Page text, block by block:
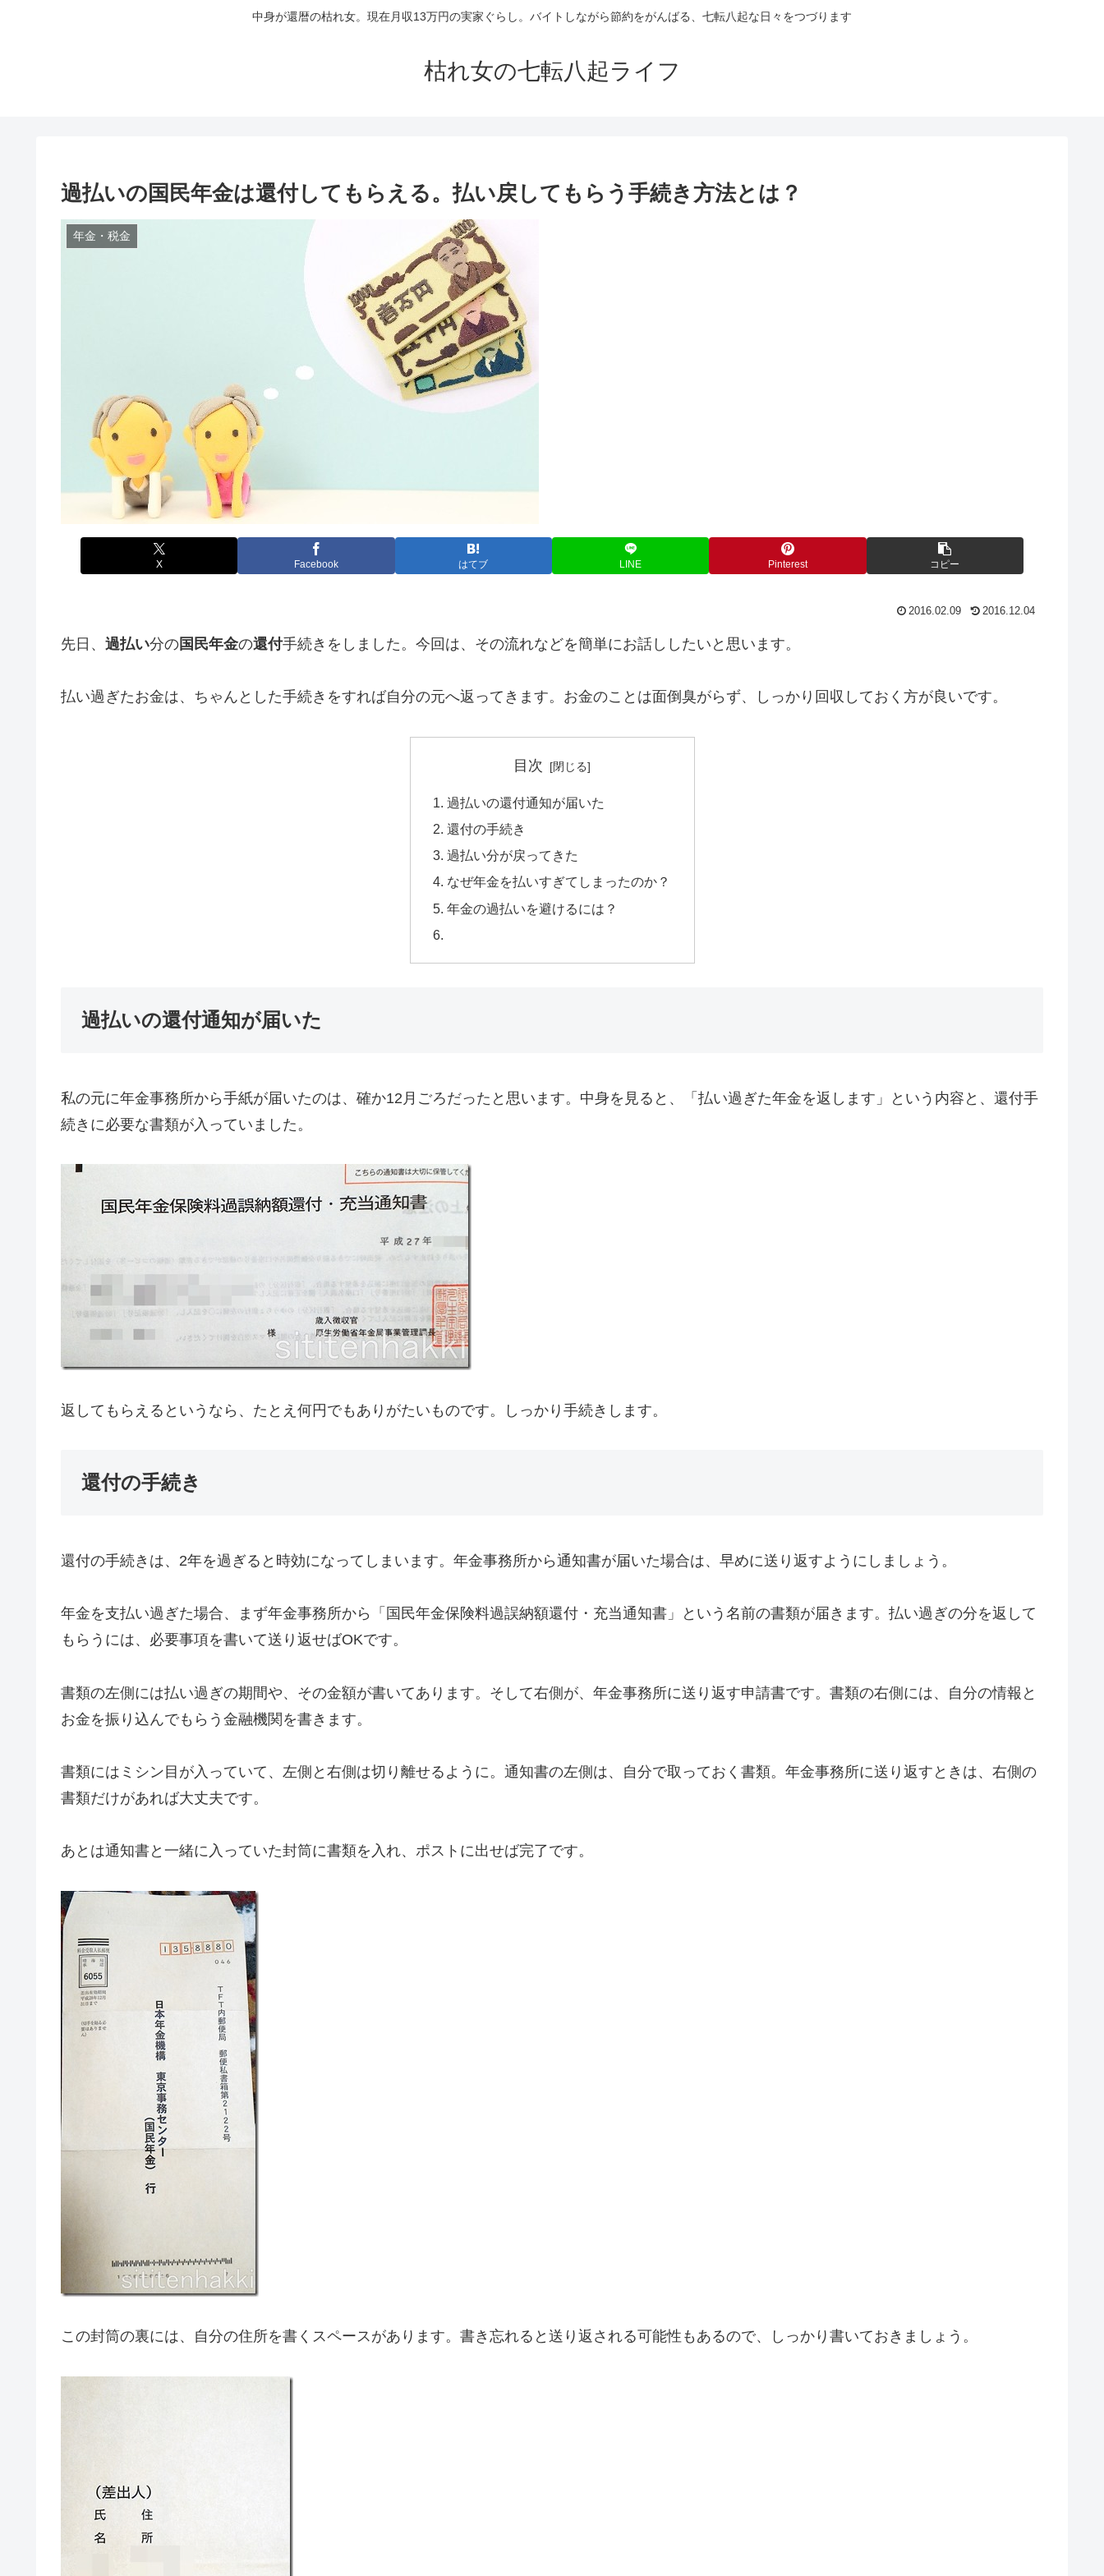
中身が還暦の枯れ女。現在月収13万円の実家ぐらし。バイトしながら節約をがんばる、七転八起な日々をつづります
枯れ女の七転八起ライフ
過払いの国民年金は還付してもらえる。払い戻してもらう手続き方法とは？
年金・税金
X Facebook はてブ LINE Pinterest コピー
2016.02.09 2016.12.04
先日、 過払い分の国民年金の還付手続きをしました。今回は、その流れなどを簡単にお話ししたいと思います。
払い過ぎたお金は、ちゃんとした手続きをすれば自分の元へ返ってきます。お金のことは面倒臭がらず、しっかり回収しておく方が良いです。
目次
過払いの還付通知が届いた
還付の手続き
過払い分が戻ってきた
なぜ年金を払いすぎてしまったのか？
年金の過払いを避けるには？
過払いの還付通知が届いた
私の元に年金事務所から手紙が届いたのは、確か12月ごろだったと思います。中身を見ると、「払い過ぎた年金を返します」という内容と、還付手
続きに必要な書類が入っていました。
返してもらえるというなら、たとえ何円でもありがたいものです。しっかり手続きします。
還付の手続き
還付の手続きは、2年を過ぎると時効になってしまいます。年金事務所から通知書が届いた場合は、早めに送り返すようにしましょう。
年金を支払い過ぎた場合、まず年金事務所から「国民年金保険料過誤納額還付・充当通知書」という名前の書類が届きます。払い過ぎの分を返して
もらうには、必要事項を書いて送り返せばOKです。
書類の左側には払い過ぎの期間や、その金額が書いてあります。そして右側が、年金事務所に送り返す申請書です。書類の右側には、自分の情報と
お金を振り込んでもらう金融機関を書きます。
書類にはミシン目が入っていて、左側と右側は切り離せるように。通知書の左側は、自分で取っておく書類。年金事務所に送り返すときは、右側の
書類だけがあれば大丈夫です。
あとは通知書と一緒に入っていた封筒に書類を入れ、ポストに出せば完了です。
この封筒の裏には、自分の住所を書くスペースがあります。書き忘れると送り返される可能性もあるので、しっかり書いておきましょう。